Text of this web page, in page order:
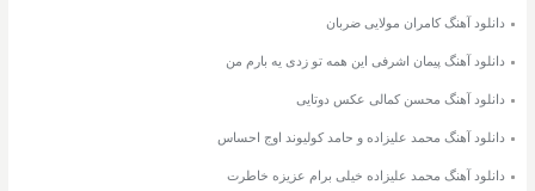
دانلود آهنگ کامران مولایی ضربان
دانلود آهنگ پیمان اشرفی این همه تو زدی یه بارم من
دانلود آهنگ محسن کمالی عکس دوتایی
دانلود آهنگ محمد علیزاده و حامد کولیوند اوج احساس
دانلود آهنگ محمد علیزاده خیلی برام عزیزه خاطرت